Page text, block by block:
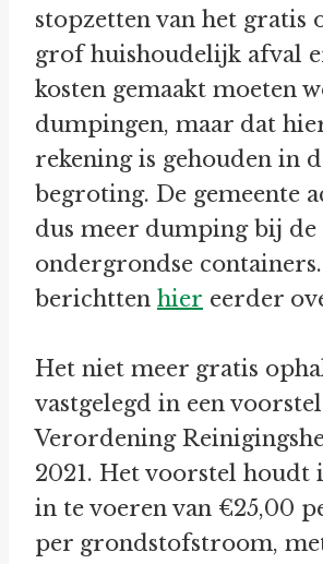
stopzetten van het gratis
grof huishoudelijk afval
kosten gemaakt moeten
dumpingen, maar dat
rekening is gehouden in
begroting. De gemeente
dus meer dumping bij de
ondergrondse
berichtten hier eerder
Het niet meer gratis
vastgelegd in een
Verordening
2021. Het voorstel houdt
in te voeren van €25,00
per grondstofstroom,